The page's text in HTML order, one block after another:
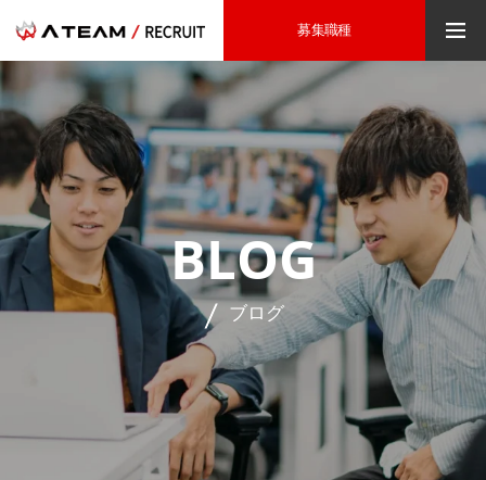
募集職種
BLOG
ブログ